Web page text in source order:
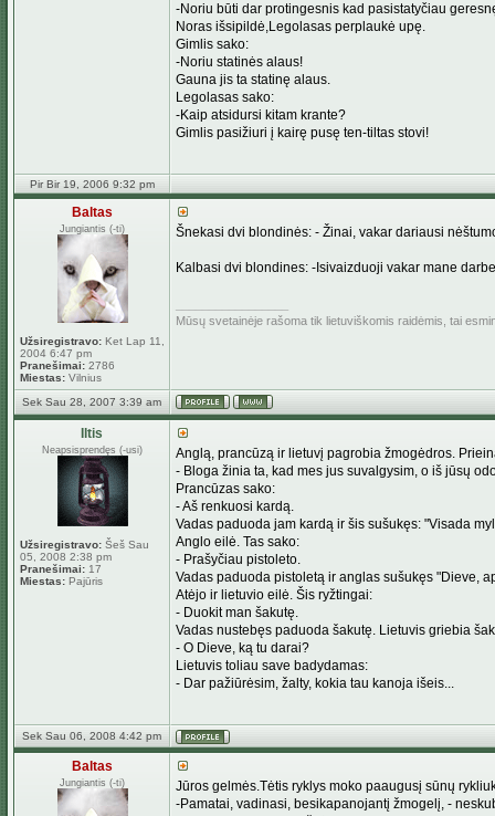
-Noriu būti dar protingesnis kad pasistatyčiau
Noras išsipildė,Legolasas perplaukė upę.
Gimlis sako:
-Noriu statinės alaus!
Gauna jis ta statinę alaus.
Legolasas sako:
-Kaip atsidursi kitam krante?
Gimlis pasižiuri į kairę pusę ten-tiltas stovi!
Pir Bir 19, 2006 9:32 pm
Baltas
Jungiantis (-ti)
Užsiregistravo: Ket Lap 11,
2004 6:47 pm
Pranešimai: 2786
Miestas: Vilnius
Šnekasi dvi blondinės: - Žinai, vakar dariausi
Kalbasi dvi blondines: -Isivaizduoji vakar mane
Mūsų svetainėje rašoma tik lietuviškomis raidėmis, tai
Sek Sau 28, 2007 3:39 am
Iltis
Neapsisprendęs (-usi)
Užsiregistravo: Šeš Sau
05, 2008 2:38 pm
Pranešimai: 17
Miestas: Pajūris
Anglą, prancūzą ir lietuvį pagrobia žmogėdros.
- Bloga žinia ta, kad mes jus suvalgysim, o iš jūsų
Prancūzas sako:
- Aš renkuosi kardą.
Vadas paduoda jam kardą ir šis sušukęs: "Visada
Anglo eilė. Tas sako:
- Prašyčiau pistoleto.
Vadas paduoda pistoletą ir anglas sušukęs "Dieve,
Atėjo ir lietuvio eilė. Šis ryžtingai:
- Duokit man šakutę.
Vadas nustebęs paduoda šakutę. Lietuvis griebia
- O Dieve, ką tu darai?
Lietuvis toliau save badydamas:
- Dar pažiūrėsim, žalty, kokia tau kanoja išeis...
Sek Sau 06, 2008 4:42 pm
Baltas
Jungiantis (-ti)
Jūros gelmės.Tėtis ryklys moko paaugusį sūnų
-Pamatai, vadinasi, besikapanojantį žmogelį, -